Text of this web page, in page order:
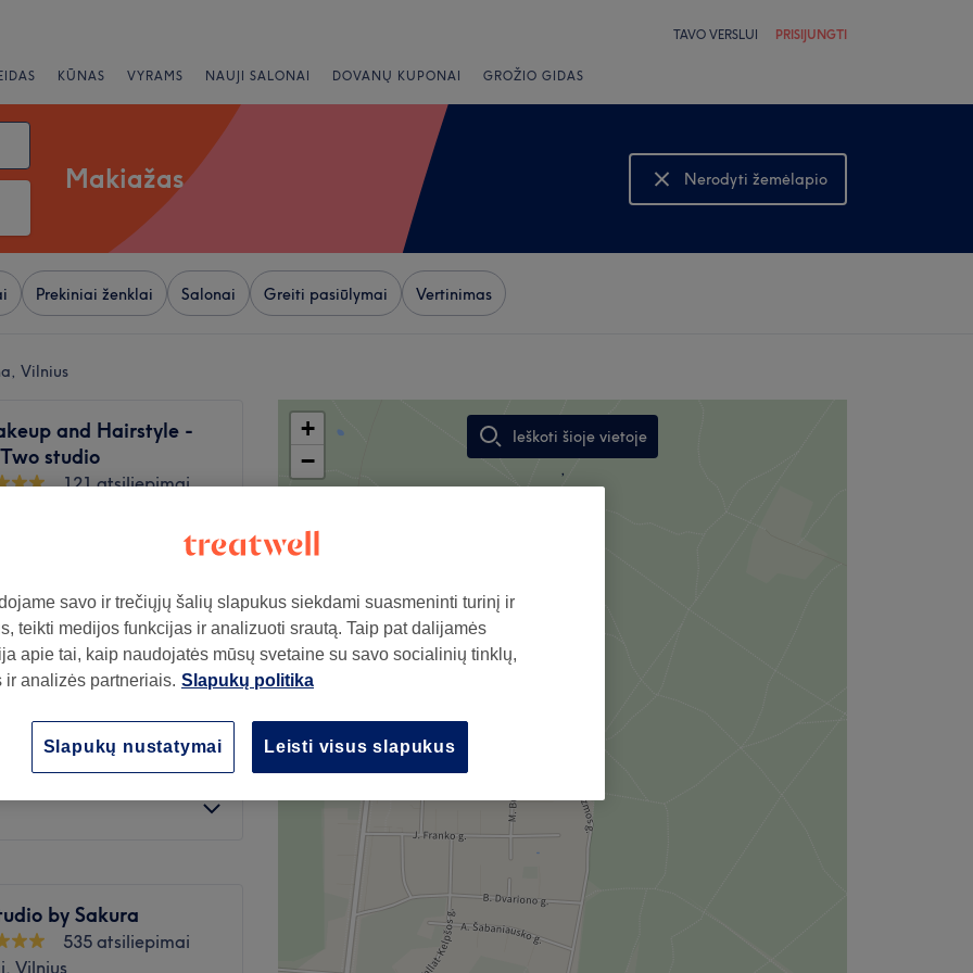
TAVO VERSLUI PRISIJUNGTI
KŪNAS VYRAMS NAUJI SALONAI DOVANŲ KUPONAI GROŽIO GIDAS
Makiažas
Nerodyti žemėlapio
Rodyti žemėlapį
Prekiniai ženklai Salonai Greiti pasiūlymai Vertinimas
Vilnius
and Hairstyle -
studio
121 atsiliepimai
10€
90€
60€)
10€
50 €)
10€
by Sakura
535 atsiliepimai
Vilnius
+
−
Ieškoti šioje vietoje
,
savo ir trečiųjų šalių slapukus siekdami suasmeninti turinį ir
teikti medijos funkcijas ir analizuoti srautą. Taip pat dalijamės
apie tai, kaip naudojatės mūsų svetaine su savo socialinių tinklų,
ir analizės partneriais. Slapukų politika
Leisti visus slapukus
Slapukų nustatymai